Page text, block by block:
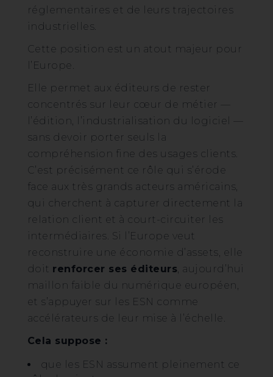
réglementaires et de leurs trajectoires
industrielles.
Cette position est un atout majeur pour
l’Europe.
Elle permet aux éditeurs de rester
concentrés sur leur cœur de métier —
l’édition, l’industrialisation du logiciel —
sans devoir porter seuls la
compréhension fine des usages clients.
C’est précisément ce rôle qui s’érode
face aux très grands acteurs américains,
qui cherchent à capturer directement la
relation client et à court-circuiter les
intermédiaires. Si l’Europe veut
reconstruire une économie d’assets, elle
doit renforcer ses éditeurs, aujourd’hui
maillon faible du numérique européen,
et s’appuyer sur les ESN comme
accélérateurs de leur mise à l’échelle.
Cela suppose :
que les ESN assument pleinement ce